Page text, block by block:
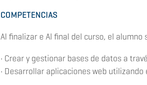
COMPETENCIAS
Al finalizar e Al final del curso, el alumno
• Crear y gestionar bases de datos a
• Desarrollar aplicaciones web